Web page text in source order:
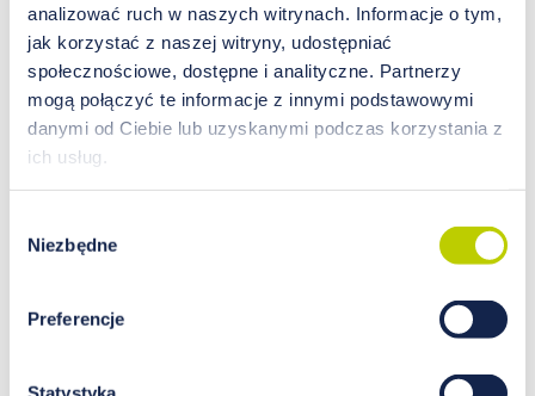
analizować ruch w naszych witrynach. Informacje o tym,
jak korzystać z naszej witryny, udostępniać
społecznościowe, dostępne i analityczne. Partnerzy
mogą połączyć te informacje z innymi podstawowymi
danymi od Ciebie lub uzyskanymi podczas korzystania z
ich usług.
zgody
Niezbędne
Preferencje
Dla uzyskania pełnej listy zalecanych suplementów
warto skonsultować się z lekarzem.
SUPLEMENTACJA W TRAKCIE CIĄŻY
Podczas ciąży potrzeby organizmu kobiety
zmieniają się. Warto regularnie sprawdzać poziom
pierwiastków w organizmie i dostosować do nich
żelazo, mogą wymagać zwiększonej podaży. Z
drugiej strony, nadmiar niektórych składników, jak
dziecka.